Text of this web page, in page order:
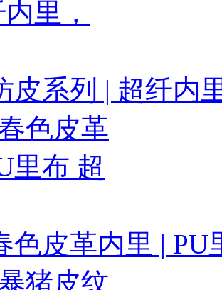
皮系列 | 超纤内
色皮革内里 | PU